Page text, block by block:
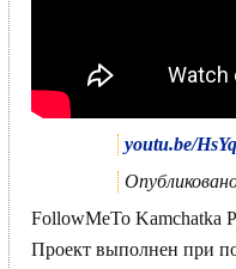
youtu.be/
FollowMeTo Kamchatka
Проект выполнен при